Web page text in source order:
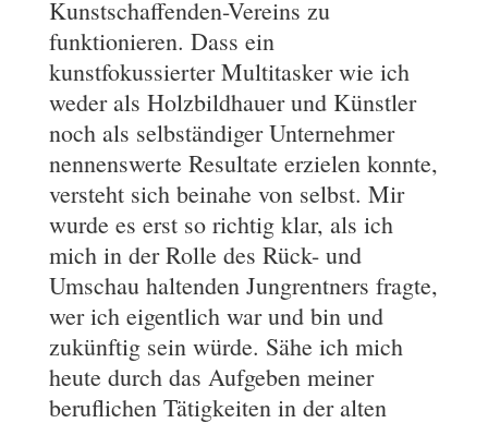
Kunstschaffenden-Vereins zu
funktionieren. Dass ein
kunstfokussierter Multitasker wie ich
weder als Holzbildhauer und Künstler
noch als selbständiger Unternehmer
nennenswerte Resultate erzielen konnte,
versteht sich beinahe von selbst. Mir
wurde es erst so richtig klar, als ich
mich in der Rolle des Rück- und
Umschau haltenden Jungrentners fragte,
wer ich eigentlich war und bin und
zukünftig sein würde. Sähe ich mich
heute durch das Aufgeben meiner
beruflichen Tätigkeiten in der alten